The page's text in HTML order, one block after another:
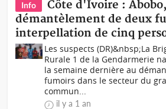
Info
Côte d'Ivoire : Abobo,
démantèlement de deux
interpellation de cinq
Les suspects (DR)&nbsp;La
Rurale 1 de la Gendarmerie
la semaine dernière au
fumoirs dans le secteur du
commun...
il y a 1 an